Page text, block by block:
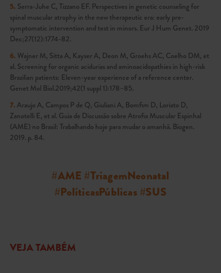
5. Serra-Juhe C, Tizzano EF. Perspectives in genetic counseling for
spinal muscular atrophy in the new therapeutic era: early pre-
symptomatic intervention and test in minors. Eur J Hum Genet. 2019
Dec;27(12):1774-82.
6. Wajner M, Sitta A, Kayser A, Deon M, Groehs AC, Coelho DM, et
al. Screening for organic acidurias and aminoacidopathies in high-risk
Brazilian patients: Eleven-year experience of a reference center.
Genet Mol Biol.2019;42(1 suppl 1):178–85.
7.Araujo A, Campos P de Q, Giuliani A, Bomfim D, Loriato D,
Zanotelli E, et al. Guia de Discussão sobre Atrofia Muscular Espinhal
(AME) no Brasil: Trabalhando hoje para mudar o amanhã. Biogen.
2019. p. 84.
#AME #TriagemNeonatal
#PolíticasPúblicas #SUS
VEJA TAMBÉM